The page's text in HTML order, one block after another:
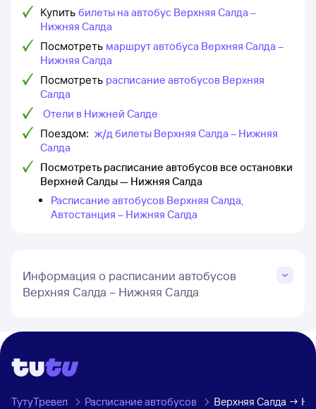
Купить билеты на автобус Верхняя Салда –
Нижняя Салда
Посмотреть маршрут автобуса Верхняя Салда –
Нижняя Салда
Посмотреть расписание автобусов Верхняя
Салда
Отели в Нижней Салде
Поездом: ж/д билеты Верхняя Салда – Нижняя
Салда
Посмотреть расписание автобусов все остановки
Верхней Салды — Нижняя Салда
Расписание автобусов Верхняя Салда,
Автостанция – Нижняя Салда
Информация о расписании автобусов
Верхняя Салда – Нижняя Салда
ТутуТревел Расписание автобусов Верхняя Салда →